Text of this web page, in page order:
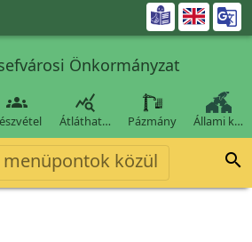

Önkormányzat
 
Átláthat… Pázmány Állami k…
menüpontok közül 